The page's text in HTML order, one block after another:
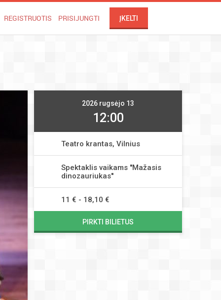
REGISTRUOTIS PRISIJUNGTI ĮKELTI
2026 rugsėjo 13
12:00
Teatro krantas, Vilnius
Spektaklis vaikams ''Mažasis
dinozauriukas''
11 € - 18,10 €
PIRKTI BILIETUS